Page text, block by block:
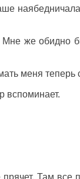
же обидно
меня
вспоминает.
Там все